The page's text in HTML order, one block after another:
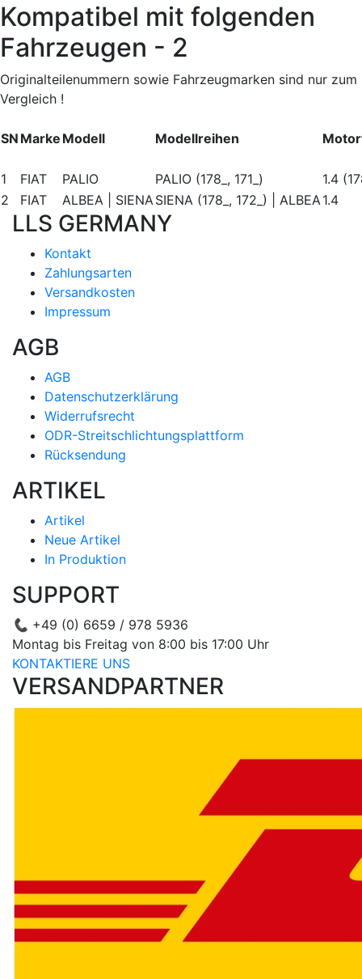
Kompatibel mit folgenden
Fahrzeugen - 2
Originalteilenummern sowie Fahrzeugmarken sind nur zum
Vergleich !
SN Marke Modell Modellreihen
1 FIAT PALIO PALIO (178_, 171_)
1.4
2
FIAT ALBEA | SIENASIENA (178_, 172_) | ALBEA1.4
LLS GERMANY
Kontakt
Zahlungsarten
Versandkosten
Impressum
AGB
AGB
Datenschutzerklärung
Widerrufsrecht
ODR-Streitschlichtungsplattform
Rücksendung
ARTIKEL
Artikel
Neue Artikel
In Produktion
SUPPORT
📞 +49 (0) 6659 / 978 5936
Montag bis Freitag von 8:00 bis 17:00 Uhr
KONTAKTIERE UNS
VERSANDPARTNER